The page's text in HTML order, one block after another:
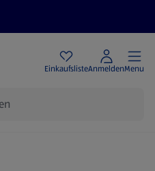
EinkaufslisteAnmeldenMenu